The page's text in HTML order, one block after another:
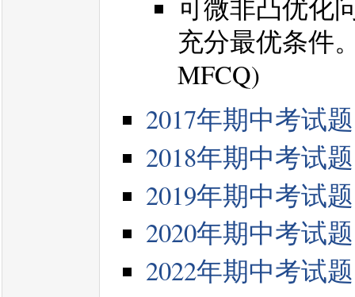
可微非凸优化
充分最优条件
MFCQ)
2017年期中考试
2018年期中考试
2019年期中考试
2020年期中考试
2022年期中考试